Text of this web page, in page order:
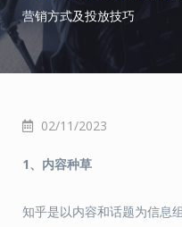
营销方式及投放技巧
02/11/2023
1、内容种草
知乎是以内容和话题为信息